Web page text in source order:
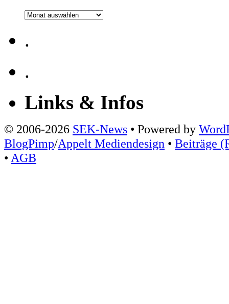
Archiv
.
.
Links & Infos
© 2006-2026 SEK-News • Powered by
BlogPimp/Appelt Mediendesign • Beiträge
• AGB